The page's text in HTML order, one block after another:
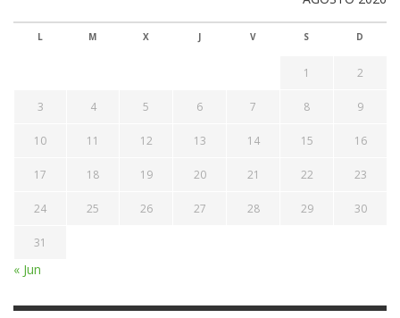
L M X J V S D
1 2
3 4 5 6 7 8 9
10 11 12 13 14 15 16
17 18 19 20 21 22 23
24 25 26 27 28 29 30
31
« Jun